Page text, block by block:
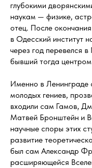
глубокими
наукам — физике,
отец. После
в Одесский институт
через год перевелся
бывший тогда
Именно в Ленинграде
молодых гениев,
входили сам Гамов,
Матвей Бронштейн и
научные споры этих
развитие
был сам Александр
расширяющейся